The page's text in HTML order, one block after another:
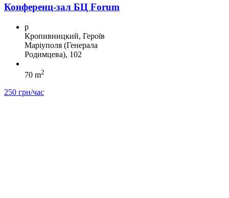
Конференц-зал БЦ Forum
p
Кропивницкий, Героїв
Маріуполя (Генерала
Родимцева), 102
70 m2
250 грн/час